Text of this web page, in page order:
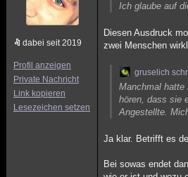
dabei seit 2019
Profil anzeigen
Private Nachricht
Link kopieren
Lesezeichen setzen
Ich glaube auf
Diesen Ausdruck
zwei Menschen
gruselich
Manchmal hatte
hören, dass sie
Angestellte.
Ja klar. Betrifft es
Bei sowas endet